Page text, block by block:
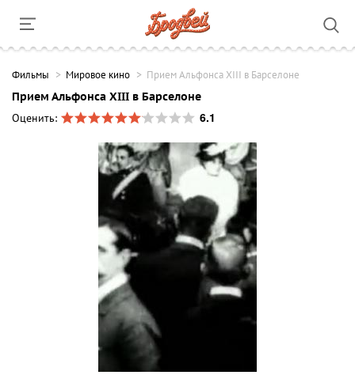
Фильмы Мировое кино Прием Альфонса XIII в Барселоне
Прием Альфонса XIII в Барселоне
Оценить:
6.1